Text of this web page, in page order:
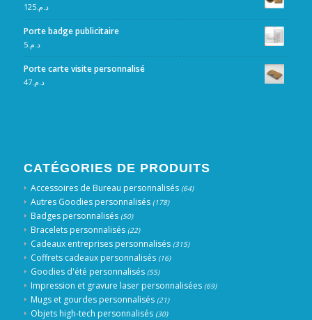
د.م.125
Porte badge publicitaire
د.م.5
Porte carte visite personnalisé
د.م.47
CATÉGORIES DE PRODUITS
Accessoires de Bureau personnalisés (64)
Autres Goodies personnalisés (178)
Badges personnalisés (50)
Bracelets personnalisés (22)
Cadeaux entreprises personnalisés (315)
Coffrets cadeaux personnalisés (16)
Goodies d'été personnalisés (55)
Impression et gravure laser personnalisées (69)
Mugs et gourdes personnalisés (21)
Objets high-tech personnalisés (30)